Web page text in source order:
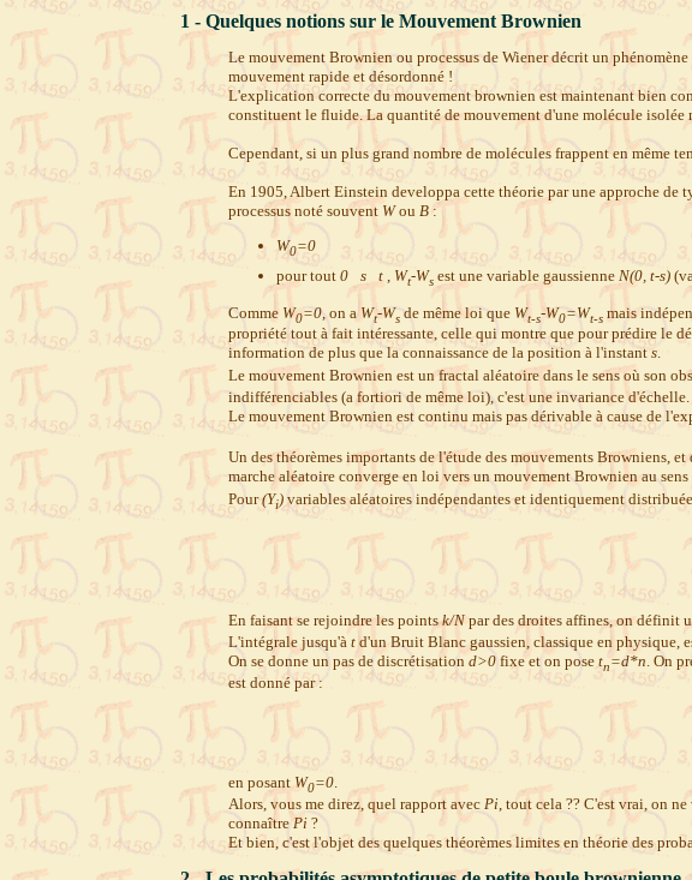
1 - Quelques notions sur le Mouvement Brownien
Le mouvement Brownien ou processus de Wiener décrit un
mouvement rapide et désordonné !
L'explication correcte du mouvement brownien est maintenant bien
constituent le fluide. La quantité de mouvement d'une molécule isolée
Cependant, si un plus grand nombre de molécules frappent en même
En 1905, Albert Einstein developpa cette théorie par une approche de
processus noté souvent Wou B :
W0=0
pour tout 0 s t , Wt-Ws est une variable gaussienne N(0, t-s)
Comme W0=0 , on a Wt-Ws de même loi que Wt-s-W0=Wt-s mais
propriété tout à fait intéressante, celle qui montre que pour prédire le
information de plus que la connaissance de la position à l'instant s.
Le mouvement Brownien est un fractal aléatoire dans le sens où son
indifférenciables (a fortiori de même loi), c'est une invariance d'échelle.
Le mouvement Brownien est continu mais pas dérivable à cause de
Un des théorèmes importants de l'étude des mouvements Browniens,
marche aléatoire converge en loi vers un mouvement Brownien au
Pour(Yi) variables aléatoires indépendantes et identiquement
En faisant se rejoindre les pointsk/N par des droites affines, on définit
L'intégrale jusqu'à t d'un Bruit Blanc gaussien, classique en physique,
On se donne un pas de discrétisation d>0 fixe et on pose tn=d*n. On
est donné par :
en posant W0=0
Alors, vous me direz, quel rapport avec Pi , tout cela ?? C'est vrai, on
connaître Pi ?
Et bien, c'est l'objet des quelques théorèmes limites en théorie des